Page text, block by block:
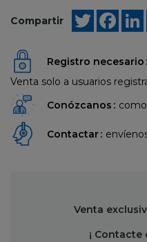
Compartir Twitter
Registro necesario
Venta solo a usuarios
Conózcanos
Contactar
Venta
¡